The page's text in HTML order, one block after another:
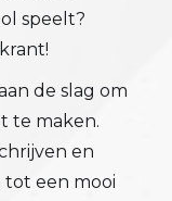
speelt?
de slag om
te maken.
en
tot een mooi